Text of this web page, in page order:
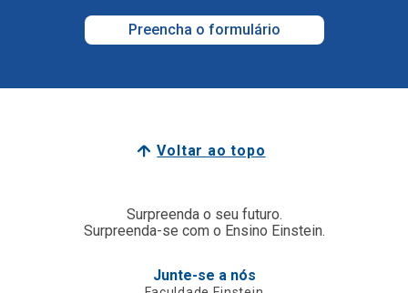
Preencha o formulário
Voltar ao topo
Surpreenda o seu futuro.
Surpreenda-se com o Ensino Einstein.
Junte-se a nós